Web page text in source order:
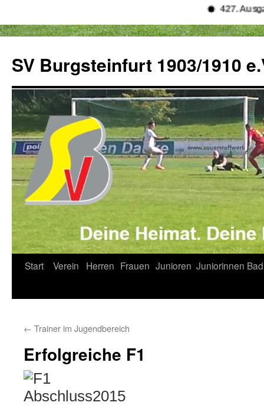
427. Ausgabe
springen
SV Burgsteinfurt 1903/1910
Start Verein Herren Frauen Junioren Juniorinnen
← Trainer im Jugendbereich
Erfolgreiche F1